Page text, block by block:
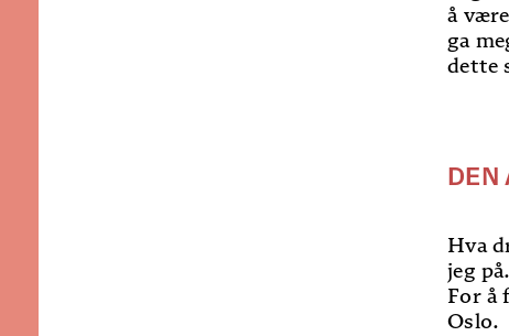
å
ga
dette
DEN
Hva
jeg
For å
Oslo.